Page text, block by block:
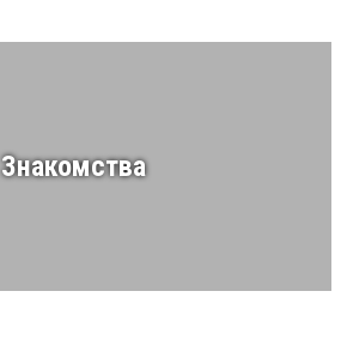
Знакомства